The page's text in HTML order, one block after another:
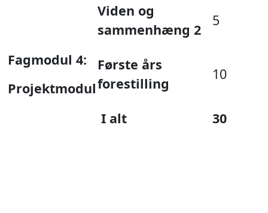
Viden og
sammenhæng 2
5
Fagmodul 4:
Projektmodul
Første års
forestilling
10
I alt 30